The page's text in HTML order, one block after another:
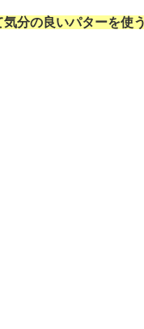
気分の良いパターを使